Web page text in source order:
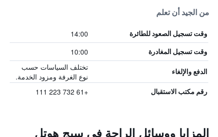
من الجيد أن تعلم
وقت تسجيل الصعود للطائرة 14:00
وقت تسجيل المغادرة 10:00
الدفع والإلغاء
تختلف السياسات حسب
نوع الغرفة ومزود الخدمة.
رقم مكتب الاستقبال +61 732 223 111
المزايا ووسائل الراحة في سيج هوتل